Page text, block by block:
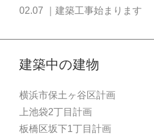
02.07 ｜建築工事始まります
建築中の建物
横浜市保土ヶ谷区計画
上池袋2丁目計画
板橋区坂下1丁目計画